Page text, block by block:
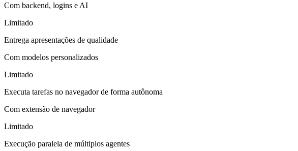
Com backend, logins e AI
Limitado
Entrega apresentações de qualidade
Com modelos personalizados
Limitado
Executa tarefas no navegador de forma autônoma
Com extensão de navegador
Limitado
Execução paralela de múltiplos agentes